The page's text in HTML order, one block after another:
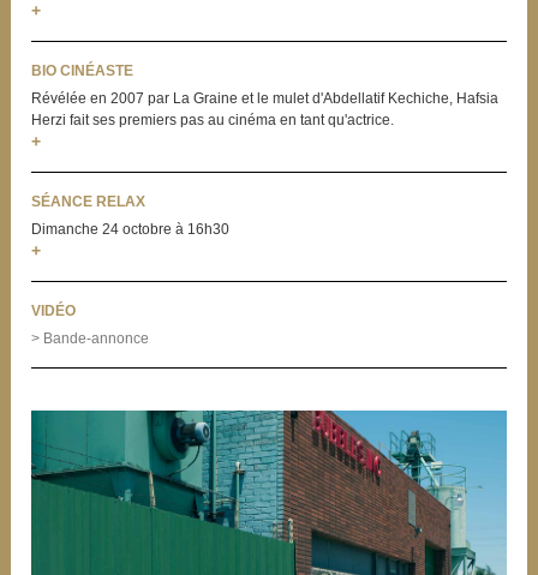
+
BIO CINÉASTE
Révélée en 2007 par La Graine et le mulet d'Abdellatif Kechiche, Hafsia
Herzi fait ses premiers pas au cinéma en tant qu'actrice.
+
SÉANCE RELAX
Dimanche 24 octobre à 16h30
+
VIDÉO
> Bande-annonce